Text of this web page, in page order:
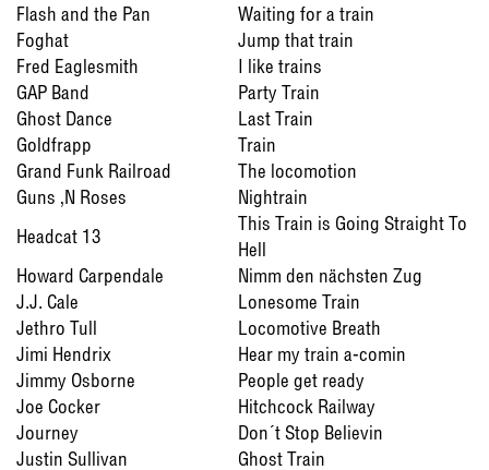
Flash and the Pan
Waiting for a train
Foghat
Jump that train
Fred Eaglesmith
I like trains
GAP Band
Party Train
Ghost Dance
Last Train
Goldfrapp
Train
Grand Funk Railroad
The locomotion
Guns ‚N Roses
Nightrain
Headcat 13
This Train is Going Straight To
Hell
Howard Carpendale
Nimm den nächsten Zug
J.J. Cale
Lonesome Train
Jethro Tull
Locomotive Breath
Jimi Hendrix
Hear my train a-comin
Jimmy Osborne
People get ready
Joe Cocker
Hitchcock Railway
Journey
Don´t Stop Believin
Justin Sullivan
Ghost Train